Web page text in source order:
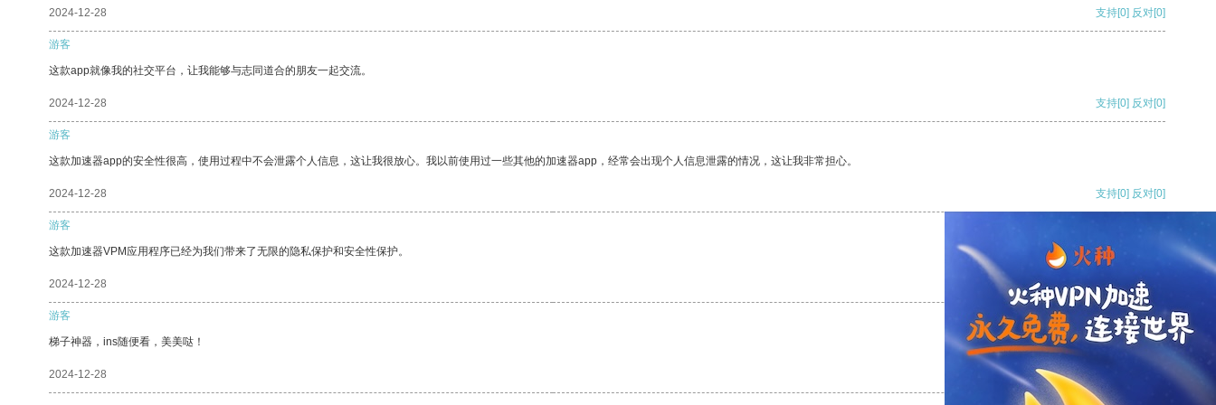
2024-12-28 支持[0] 反对[0]
游客
这款app就像我的社交平台，让我能够与志同道合的朋友一起交流。
2024-12-28 支持[0] 反对[0]
游客
这款加速器app的安全性很高，使用过程中不会泄露个人信息，这让我很放心。我以前使用过一些其他的加速器app，经常会出现个人信息泄露的情况，这让我非常担心。
2024-12-28 支持[0] 反对[0]
游客
这款加速器VPM应用程序已经为我们带来了无限的隐私保护和安全性保护。
2024-12-28 支持 反对
游客
梯子神器，ins随便看，美美哒！
2024-12-28 [0]